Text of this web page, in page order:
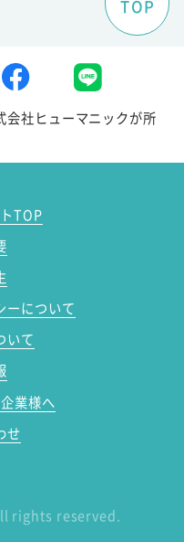
TOP
会社ヒューマニックが所
TOP
ーについて
いて
業様へ
せ
rights reserved.